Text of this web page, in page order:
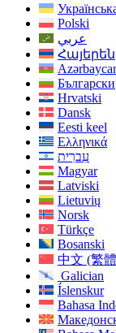
Polski
عربي
Հայերեն
Български
Hrvatski
Dansk
Eesti keel
Ελληνικά
עִברִית
Magyar
Latviski
Lietuvių
Norsk
Türkçe
Bosanski
中文 (繁
Galician
Íslenskur
Bahasa